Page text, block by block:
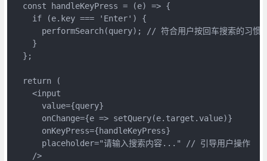
  const handleKeyPress = (e) => {
    if (e.key === 'Enter') {
      performSearch(query); // 符合用户按回车搜索的习惯
    }
  };
  return (
    <input
      value={query}
      onChange={e => setQuery(e.target.value)}
      onKeyPress={handleKeyPress}
      placeholder="请输入搜索内容..." // 引导用户操作
    />